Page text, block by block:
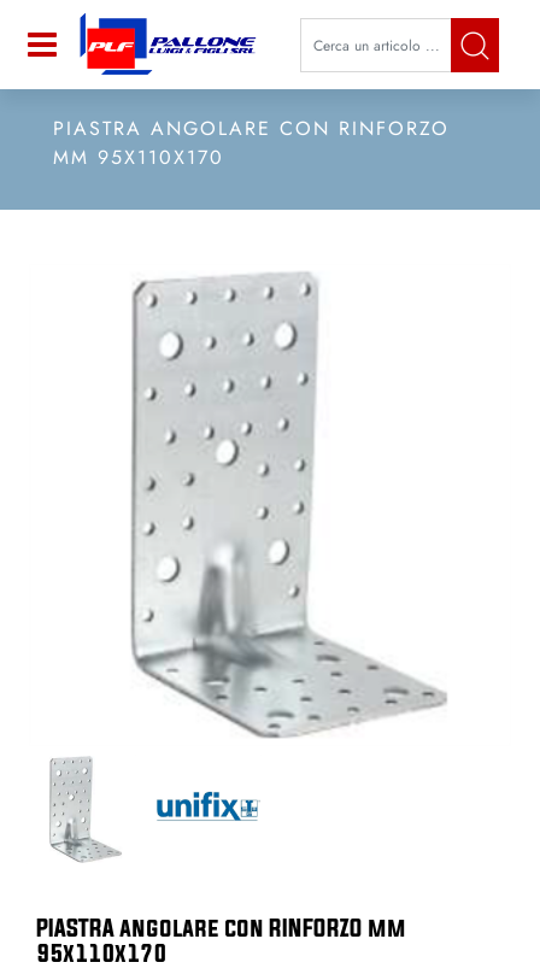
Open La modifica di un filtro
PIASTRA ANGOLARE CON RINFORZO
MM 95X110X170
PIASTRA angolare con RINFORZO mm
95x110x170